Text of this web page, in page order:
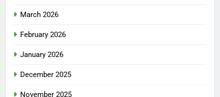
March 2026
February 2026
January 2026
December 2025
November 2025